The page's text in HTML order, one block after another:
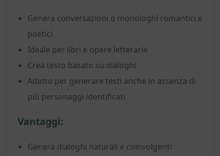
Genera conversazioni o monologhi romantici e
poetici
Ideale per libri e opere letterarie
Crea testo basato su dialoghi
Adatto per generare testi anche in assenza di
più personaggi identificati
Vantaggi:
Genera dialoghi naturali e coinvolgenti